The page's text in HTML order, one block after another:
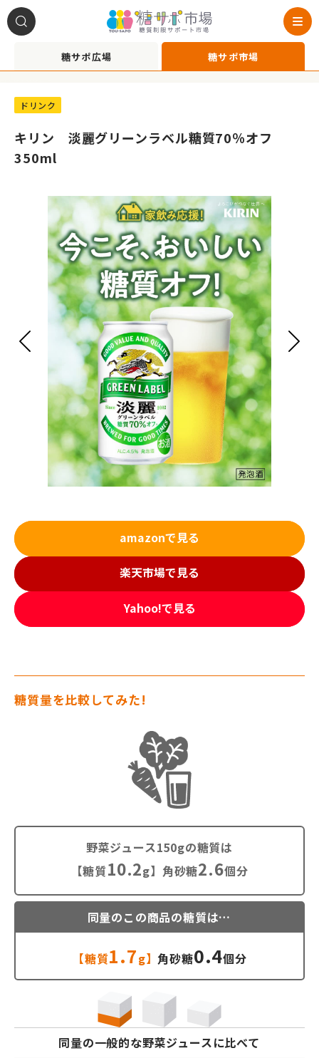
糖サポ広場 糖サポ市場
A1070024
ドリンク
キリン 淡麗グリーンラベル糖質70％オフ
350ml
amazonで見る
楽天市場で見る
Yahoo!で見る
糖質量を比較してみた!
野菜ジュース150gの糖質は
【糖質10.2g】角砂糖2.6個分
同量のこの商品の糖質は…
【糖質1.7g】 角砂糖0.4個分
同量の一般的な野菜ジュースに比べて